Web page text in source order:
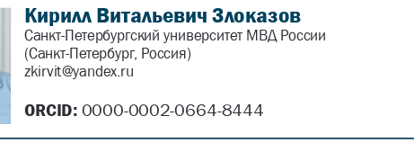
Кирилл Витальевич Злоказов
Санкт-Петербургский университет МВД России
(Санкт-Петербург, Россия)
zkirvit@yandex.ru
ORCID: 0000-0002-0664-8444